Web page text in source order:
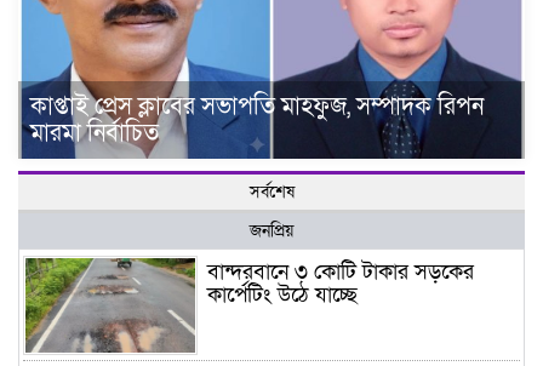
কাপ্তাই প্রেস ক্লাবের সভাপতি মাহফুজ, সম্পাদক রিপন
মারমা নির্বাচিত
সর্বশেষ
জনপ্রিয়
বান্দরবানে ৩ কোটি টাকার সড়কের
কার্পেটিং উঠে যাচ্ছে